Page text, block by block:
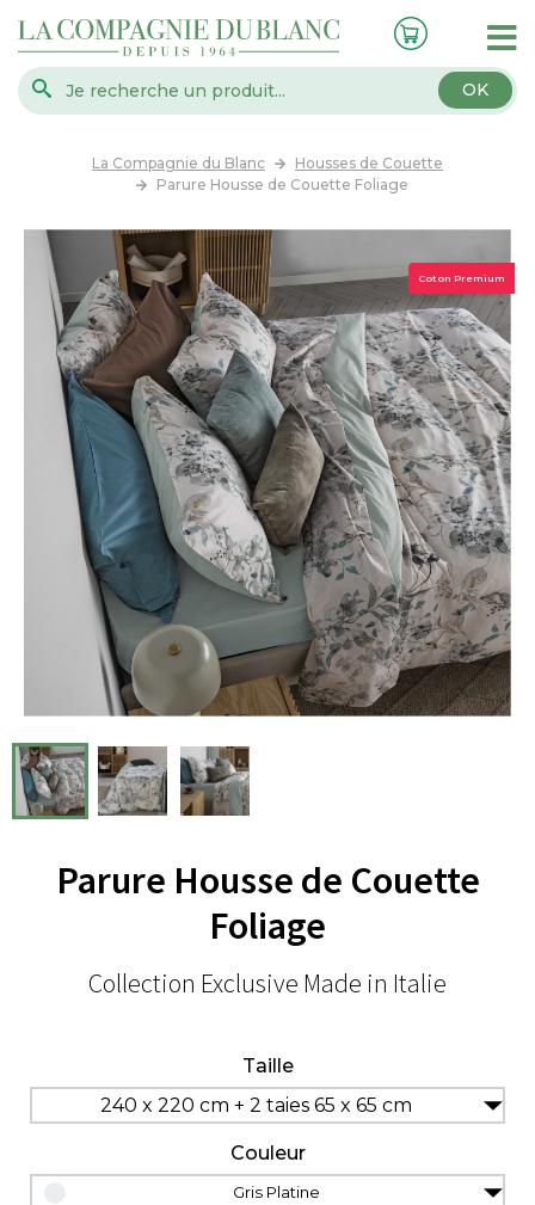
OK
La Compagnie du Blanc
Housses de Couette
Parure Housse de Couette Foliage
Coton Premium
Parure Housse de Couette
Foliage
Collection Exclusive Made in Italie
Taille
240 x 220 cm + 2 taies 65 x 65 cm
Couleur
Gris Platine